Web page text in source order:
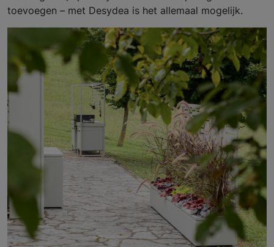
toevoegen – met Desydea is het allemaal mogelijk.